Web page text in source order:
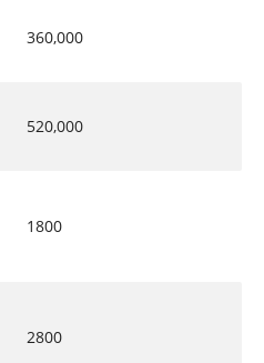
360,000
520,000
1800
2800